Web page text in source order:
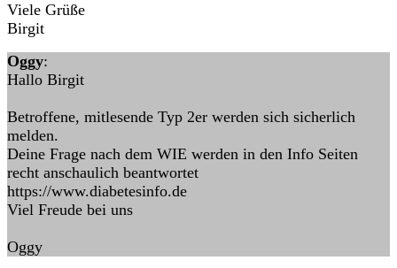
Viele Grüße
Birgit
Oggy:
Hallo Birgit
Betroffene, mitlesende Typ 2er werden sich sicherlich
melden.
Deine Frage nach dem WIE werden in den Info Seiten
recht anschaulich beantwortet
https://www.diabetesinfo.de
Viel Freude bei uns
Oggy